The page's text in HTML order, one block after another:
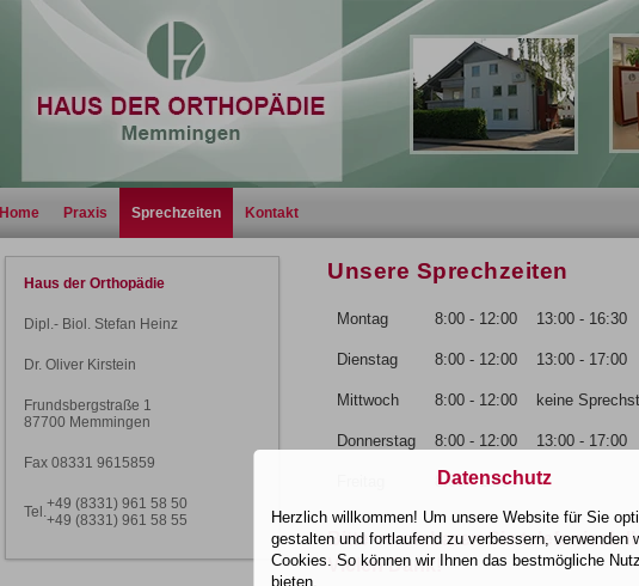
Home Praxis Sprechzeiten Kontakt
Haus der Orthopädie
Dipl.- Biol. Stefan Heinz
Dr. Oliver Kirstein
Frundsbergstraße 1
87700 Memmingen
Fax 08331 9615859
Tel.+49 (8331) 961 58 50
+49 (8331) 961 58 55
Unsere Sprechzeiten
Montag 8:00 - 12:00 13:00 - 16:30
Dienstag 8:00 - 12:00 13:00 - 17:00
Mittwoch 8:00 - 12:00 keine
Donnerstag 8:00 - 12:00 13:00 - 17:00
8:00 - 13:00
Bitte vereinbaren Sie telefonisch
Vielen Dank!
Datenschutz
Herzlich willkommen! Um unsere Website für Sie
gestalten und fortlaufend zu verbessern, verwenden
Cookies. So können wir Ihnen das bestmögliche
bieten.